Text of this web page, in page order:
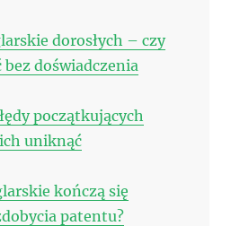
dorosłych – czy
bez doświadczenia
początkujących
uniknąć
kończą się
patentu?